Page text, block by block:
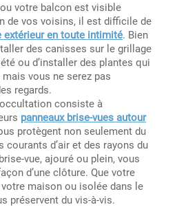
votre balcon est visible
de vos voisins, il est difficile de
extérieur en toute intimité. Bien
des canisses sur le grillage
ou d’installer des plantes qui
vous ne serez pas
regards.
consiste à
panneaux brise-vues autour
protègent non seulement du
courants d’air et des rayons du
vue, ajouré ou plein, vous
d’une clôture. Que votre
maison ou isolée dans le
préservent du vis-à-vis.